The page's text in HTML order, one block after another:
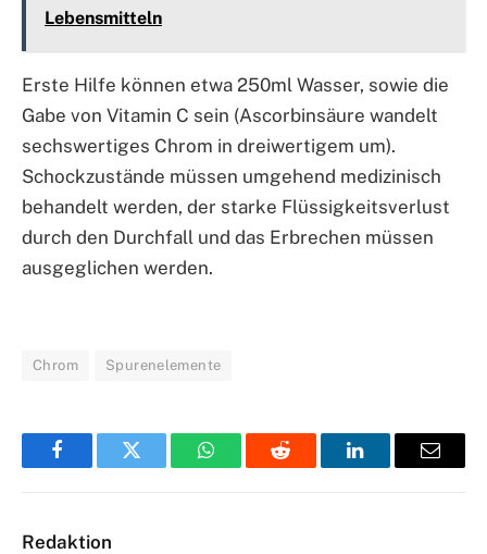
Lebensmitteln
Erste Hilfe können etwa 250ml Wasser, sowie die
Gabe von Vitamin C sein (Ascorbinsäure wandelt
sechswertiges Chrom in dreiwertigem um).
Schockzustände müssen umgehend medizinisch
behandelt werden, der starke Flüssigkeitsverlust
durch den Durchfall und das Erbrechen müssen
ausgeglichen werden.
Chrom Spurenelemente
FacebookTwitter WhatsAppReddit LinkedInEmail
Redaktion